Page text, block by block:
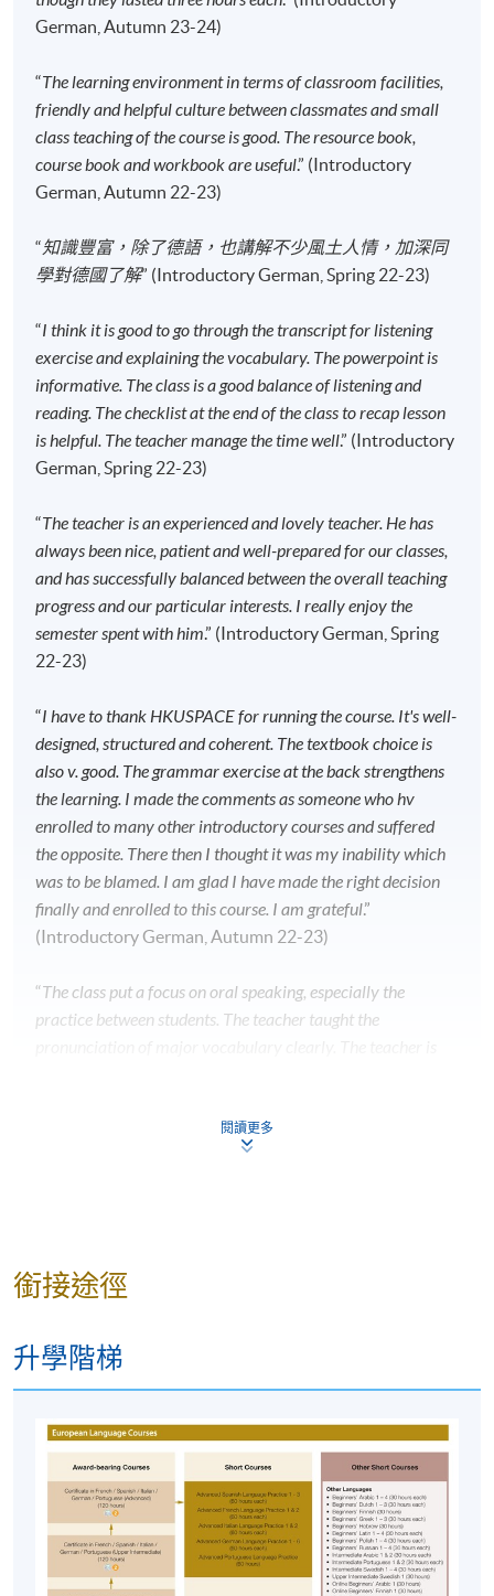
現時接受報名
10:00am - 1:00pm
地點
Kowloon West Campus, NCB Innovation
現時接受報名
修業期
40講
每講3小時
港大保良何鴻燊社區書院
九龍東分校
九龍西分校
German, Autumn 23-24)
“The learning environment in terms of classroom facilities,
friendly and helpful culture between classmates and small
class teaching of the course is good. The resource book,
course book and workbook are useful.” (Introductory
German, Autumn 22-23)
“知識豐富，除了德語，也講解不少風土人情，加深同
學對德國了解” (Introductory German, Spring 22-23)
“I think it is good to go through the transcript for listening
exercise and explaining the vocabulary. The powerpoint is
informative. The class is a good balance of listening and
reading. The checklist at the end of the class to recap lesson
is helpful. The teacher manage the time well.” (Introductory
German, Spring 22-23)
“The teacher is an experienced and lovely teacher. He has
always been nice, patient and well-prepared for our classes,
and has successfully balanced between the overall teaching
progress and our particular interests. I really enjoy the
semester spent with him.” (Introductory German, Spring
22-23)
“I have to thank HKUSPACE for running the course. It's well-
designed, structured and coherent. The textbook choice is
also v. good. The grammar exercise at the back strengthens
the learning. I made the comments as someone who hv
enrolled to many other introductory courses and suffered
the opposite. There then I thought it was my inability which
was to be blamed. I am glad I have made the right decision
finally and enrolled to this course. I am grateful.”
(Introductory German, Autumn 22-23)
“The class put a focus on oral speaking, especially the
practice between students. The teacher taught the
.” (Introductory German, Autumn 22-23)
I've tried to learn German from other institutes but none
have worked for me, until I joined this course. The teacher
passionate with her teaching. Students are also encouraged
to participate and no one feels intimidated to make
閱讀更多
銜接途徑
升學階梯